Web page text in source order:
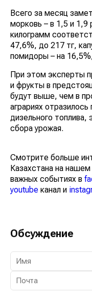
Всего за месяц
морковь – в 1,5 и 1,9
килограмм
47,6%, до 217 тг,
помидоры – на
При этом эксперты
и фрукты в
будут выше, чем в
аграриях
дизельного топлива,
сбора урожая.
Смотрите больше
Казахстана на нашем
важных событиях в
youtube канал и
Обсуждение